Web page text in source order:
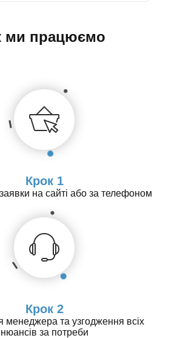
ми працюємо
Крок 1
на сайті або за телефоном
Крок 2
менеджера та узгодження всіх
нюансів за потреби